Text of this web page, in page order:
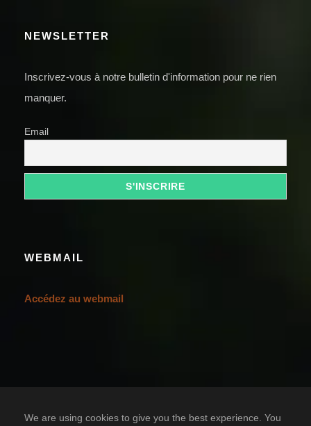
NEWSLETTER
Inscrivez-vous à notre bulletin d'information pour ne rien
manquer.
Email
WEBMAIL
Accédez au webmail
We are using cookies to give you the best experience. You